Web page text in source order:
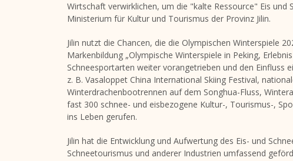
Wirtschaft verwirklichen, um die "kalte Ressource" Eis
Ministerium für Kultur und Tourismus der Provinz Jilin.
Jilin nutzt die Chancen, die die Olympischen Winterspiele
Markenbildung „Olympische Winterspiele in Peking,
Schneesportarten weiter vorangetrieben und den Einfluss
z. B. Vasaloppet China International Skiing Festival,
Winterdrachenbootrennen auf dem Songhua-Fluss,
fast 300 schnee- und eisbezogene Kultur-, Tourismus-,
ins Leben gerufen.
Jilin hat die Entwicklung und Aufwertung des Eis- und
Schneetourismus und anderer Industrien umfassend